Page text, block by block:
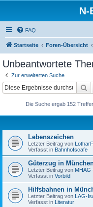
N-
FAQ
Startseite Foren-Übersicht
Unbeantwortete
Zur erweiterten Suche
Die Suche ergab 152 Treffer
Lebenszeichen
Letzter Beitrag von LotharF
Verfasst in Bahnhofscafe
Güterzug in
Letzter Beitrag von MHAG
Verfasst in Vorbild
Hilfsbahnen in
Letzter Beitrag von LAG-
Verfasst in Literatur